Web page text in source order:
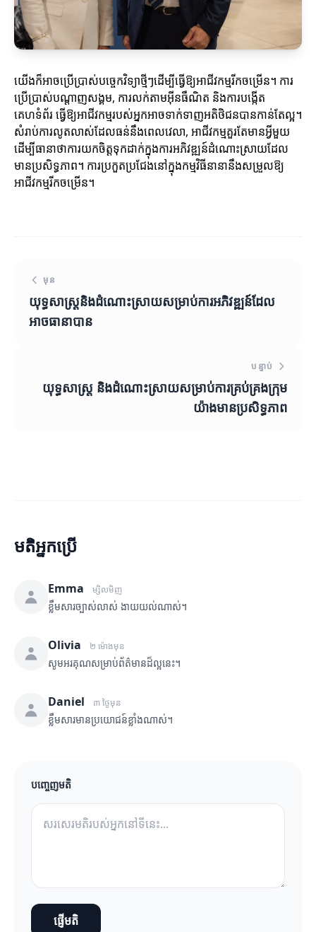
យើងក៏អាចប្រើប្រាស់បច្ចេកវិទ្យាថ្មីៗដើម្បីធ្វើឱ្យអាជីវកម្មរីកចម្រើន។ ការ
ប្រើប្រាស់បណ្តាញសង្គម, ការលក់តាមអ៊ីនធឺណិត និងការបង្កើត
គេហទំព័រ ធ្វើឱ្យអាជីវកម្មរបស់អ្នកអាចទាក់ទាញអតិថិជនបានកាន់តែល្អ។
សំរាប់ការលូតលាស់ដែលធន់នឹងពេលវេលា, អាជីវកម្មគួរតែមានអ្វីមួយ
ដើម្បីធានាថាការយកចិត្តទុកដាក់ក្នុងការអភិវឌ្ឍន៍ដំណោះស្រាយដែល
មានប្រសិទ្ធភាព។ ការប្រកួតប្រជែងនៅក្នុងកម្មវិធីនានានឹងសម្រួលឱ្យ
អាជីវកម្មរីកចម្រើន។
មុន
យុទ្ធសាស្ត្រនិងដំណោះស្រាយសម្រាប់ការអភិវឌ្ឍន៍ដែល
អាចធានាបាន
បន្ទាប់
យុទ្ធសាស្ត្រ និងដំណោះស្រាយសម្រាប់ការគ្រប់គ្រងក្រុម
យ៉ាងមានប្រសិទ្ធភាព
មតិអ្នកប្រើ
Emma ម្សិលមិញ
ខ្លឹមសារច្បាស់លាស់ ងាយយល់ណាស់។
Olivia ២ ម៉ោងមុន
សូមអរគុណសម្រាប់ព័ត៌មានដ៏ល្អនេះ។
Daniel ៣ ថ្ងៃមុន
ខ្លឹមសារមានប្រយោជន៍ខ្លាំងណាស់។
បញ្ចេញមតិ
ផ្ញើមតិ